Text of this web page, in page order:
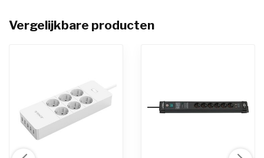
Vergelijkbare producten